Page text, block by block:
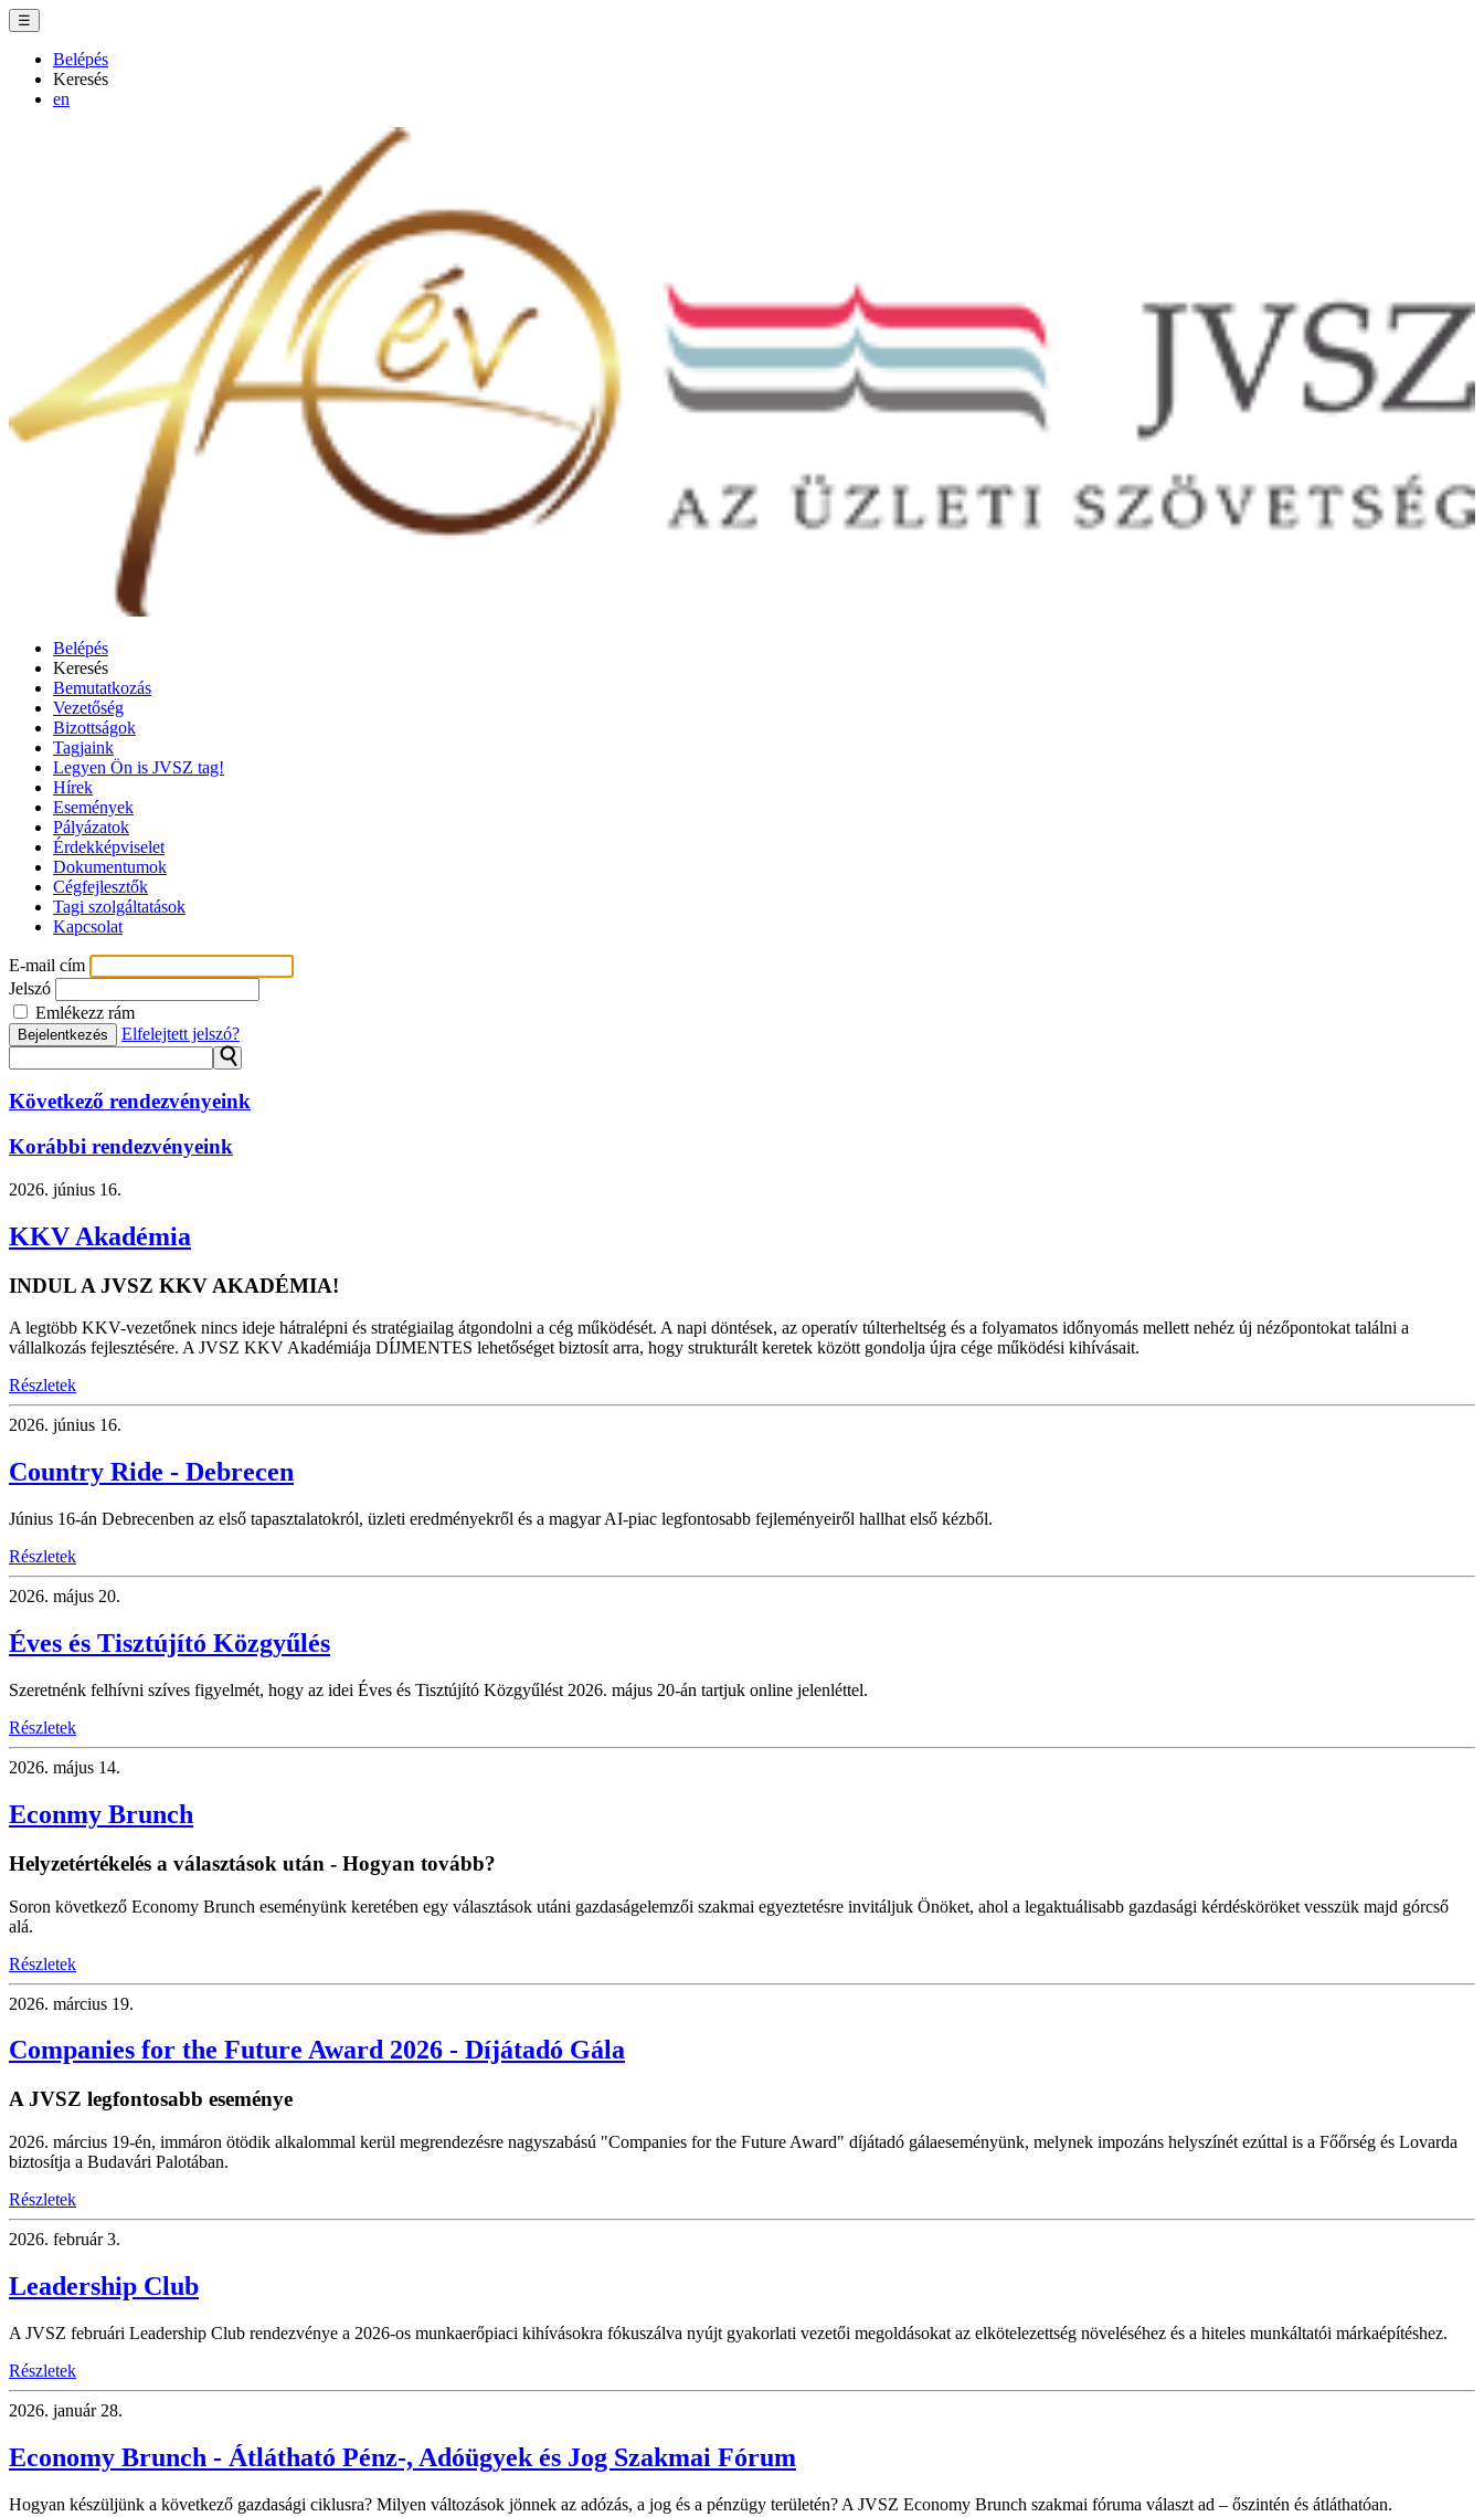
☰
Belépés
Keresés
en
Belépés
Keresés
Bemutatkozás
Vezetőség
Bizottságok
Tagjaink
Legyen Ön is JVSZ tag!
Hírek
Események
Pályázatok
Érdekképviselet
Dokumentumok
Cégfejlesztők
Tagi szolgáltatások
Kapcsolat
E-mail cím
Jelszó
Emlékezz rám
Bejelentkezés Elfelejtett jelszó?
⚲
Következő rendezvényeink
Korábbi rendezvényeink
2026. június 16.
KKV Akadémia
INDUL A JVSZ KKV AKADÉMIA!
A legtöbb KKV-vezetőnek nincs ideje hátralépni és stratégiailag átgondolni a cég működését. A napi döntések, az operatív túlterheltség és a folyamatos időnyomás mellett nehéz új nézőpontokat találni a
vállalkozás fejlesztésére. A JVSZ KKV Akadémiája DÍJMENTES lehetőséget biztosít arra, hogy strukturált keretek között gondolja újra cége működési kihívásait.
Részletek
2026. június 16.
Country Ride - Debrecen
Június 16-án Debrecenben az első tapasztalatokról, üzleti eredményekről és a magyar AI-piac legfontosabb fejleményeiről hallhat első kézből.
Részletek
2026. május 20.
Éves és Tisztújító Közgyűlés
Szeretnénk felhívni szíves figyelmét, hogy az idei Éves és Tisztújító Közgyűlést 2026. május 20-án tartjuk online jelenléttel.
Részletek
2026. május 14.
Econmy Brunch
Helyzetértékelés a választások után - Hogyan tovább?
Soron következő Economy Brunch eseményünk keretében egy választások utáni gazdaságelemzői szakmai egyeztetésre invitáljuk Önöket, ahol a legaktuálisabb gazdasági kérdésköröket vesszük majd górcső
alá.
Részletek
2026. március 19.
Companies for the Future Award 2026 - Díjátadó Gála
A JVSZ legfontosabb eseménye
2026. március 19-én, immáron ötödik alkalommal kerül megrendezésre nagyszabású "Companies for the Future Award" díjátadó gálaeseményünk, melynek impozáns helyszínét ezúttal is a Főőrség és Lovarda
biztosítja a Budavári Palotában.
Részletek
2026. február 3.
Leadership Club
A JVSZ februári Leadership Club rendezvénye a 2026-os munkaerőpiaci kihívásokra fókuszálva nyújt gyakorlati vezetői megoldásokat az elkötelezettség növeléséhez és a hiteles munkáltatói márkaépítéshez.
Részletek
2026. január 28.
Economy Brunch - Átlátható Pénz-, Adóügyek és Jog Szakmai Fórum
Hogyan készüljünk a következő gazdasági ciklusra? Milyen változások jönnek az adózás, a jog és a pénzügy területén? A JVSZ Economy Brunch szakmai fóruma választ ad – őszintén és átláthatóan.